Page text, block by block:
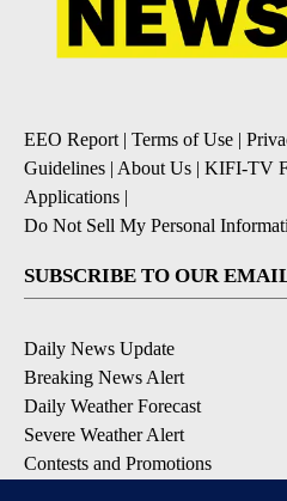
EEO Report | Terms of Use |
Guidelines | About Us | KIFI-TV
Applications |
Do Not Sell My Personal
SUBSCRIBE TO OUR
Daily News Update
Breaking News Alert
Daily Weather Forecast
Severe Weather Alert
Contests and Promotions